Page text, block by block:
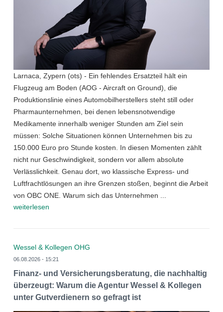
Larnaca, Zypern (ots) - Ein fehlendes Ersatzteil hält ein
Flugzeug am Boden (AOG - Aircraft on Ground), die
Produktionslinie eines Automobilherstellers steht still oder
Pharmaunternehmen, bei denen lebensnotwendige
Medikamente innerhalb weniger Stunden am Ziel sein
müssen: Solche Situationen können Unternehmen bis zu
150.000 Euro pro Stunde kosten. In diesen Momenten zählt
nicht nur Geschwindigkeit, sondern vor allem absolute
Verlässlichkeit. Genau dort, wo klassische Express- und
Luftfrachtlösungen an ihre Grenzen stoßen, beginnt die Arbeit
von OBC ONE. Warum sich das Unternehmen ...
weiterlesen
Wessel & Kollegen OHG
06.08.2026 - 15:21
Finanz- und Versicherungsberatung, die nachhaltig
überzeugt: Warum die Agentur Wessel & Kollegen
unter Gutverdienern so gefragt ist